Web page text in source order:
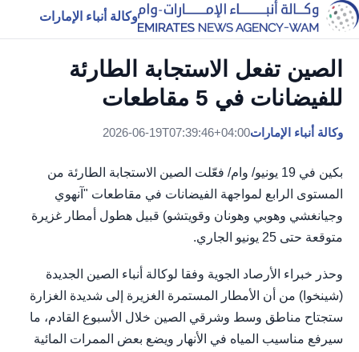
وكالة أنباء الإمارات
الصين تفعل الاستجابة الطارئة
للفيضانات في 5 مقاطعات
وكالة أنباء الإمارات2026-06-19T07:39:46+04:00
بكين في 19 يونيو/ وام/ فعّلت الصين الاستجابة الطارئة من
المستوى الرابع لمواجهة الفيضانات في مقاطعات "آنهوي
وجيانغشي وهوبي وهونان وقويتشو) قبيل هطول أمطار غزيرة
متوقعة حتى 25 يونيو الجاري.
وحذر خبراء الأرصاد الجوية وفقا لوكالة أنباء الصين الجديدة
(شينخوا) من أن الأمطار المستمرة الغزيرة إلى شديدة الغزارة
ستجتاح مناطق وسط وشرقي الصين خلال الأسبوع القادم، ما
سيرفع مناسيب المياه في الأنهار ويضع بعض الممرات المائية